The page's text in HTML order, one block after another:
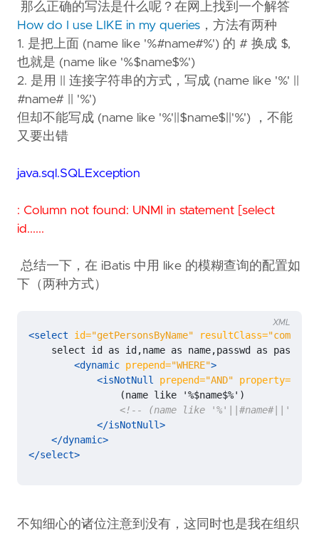
那么正确的写法是什么呢？在网上找到一个解答
How do I use LIKE in my queries ，方法有两种
1. 是把上面 (name like '%#name#%') 的 # 换成 $,
也就是 (name like '%$name$%')
2. 是用 || 连接字符串的方式，写成 (name like '%' ||
#name# || '%')
但却不能写成 (name like '%'||$name$||'%') ，不能
又要出错
java.sql.SQLException
: Column not found: UNMI in statement [select
id......
总结一下，在 iBatis 中用 like 的模糊查询的配置如
下（两种方式）
<select id="getPersonsByName" resultClass=
<dynamic prepend="WHERE">
<isNotNull
prepend="AND" property=
<!-- (name like '%'||#name#||'%')
</isNotNull>
</dynamic>
</select>
XML
不知细心的诸位注意到没有，这同时也是我在组织